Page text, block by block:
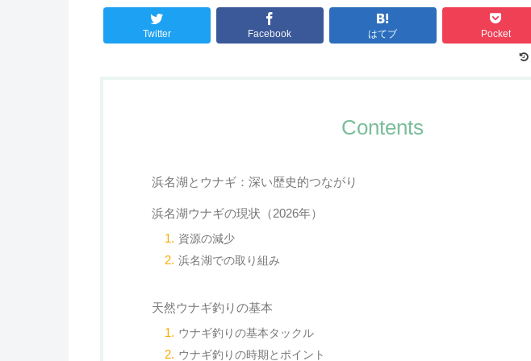
Twitter Facebook はてブ Pocket
Contents
浜名湖とウナギ：深い歴史的つながり
浜名湖ウナギの現状（2026年）
資源の減少
浜名湖での取り組み
天然ウナギ釣りの基本
ウナギ釣りの基本タックル
ウナギ釣りの時期とポイント